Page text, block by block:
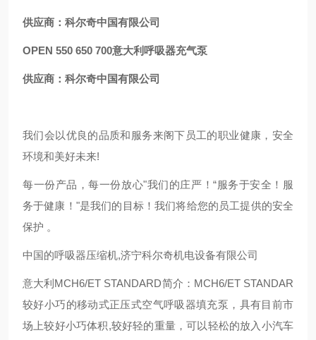
供应商：科尔奇中国有限公司
OPEN 550 650 700意大利呼吸器充气泵
供应商：科尔奇中国有限公司
我们会以优良的品质和服务来阁下员工的职业健康，安全
环境和美好未来!
每一份产品，每一份放心"我们的庄严！“服务于安全！服
务于健康！"是我们的目标！我们将给您的员工提供的安全
保护 。
中国的呼吸器压缩机,济宁科尔奇机电设备有限公司
意大利MCH6/ET STANDARD简介：MCH6/ET STANDAR
较好小巧的移动式正压式空气呼吸器填充泵，具有目前市
场上较好小巧体积,较好轻的重量，可以轻松的放入小汽车